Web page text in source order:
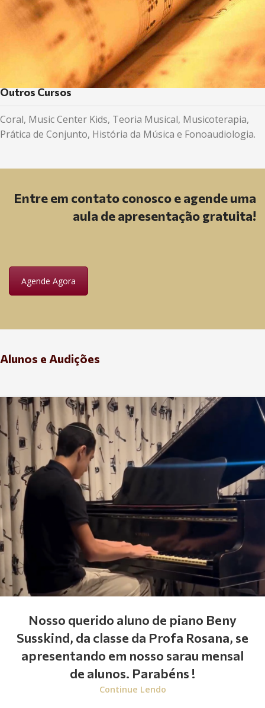
Outros Cursos
Coral, Music Center Kids, Teoria Musical, Musicoterapia,
Prática de Conjunto, História da Música e Fonoaudiologia.
Entre em contato conosco e agende uma
aula de apresentação gratuita!
Agende Agora
Alunos e Audições
Nosso querido aluno de piano Beny
Susskind, da classe da Profa Rosana, se
apresentando em nosso sarau mensal
de alunos. Parabéns !
Continue Lendo